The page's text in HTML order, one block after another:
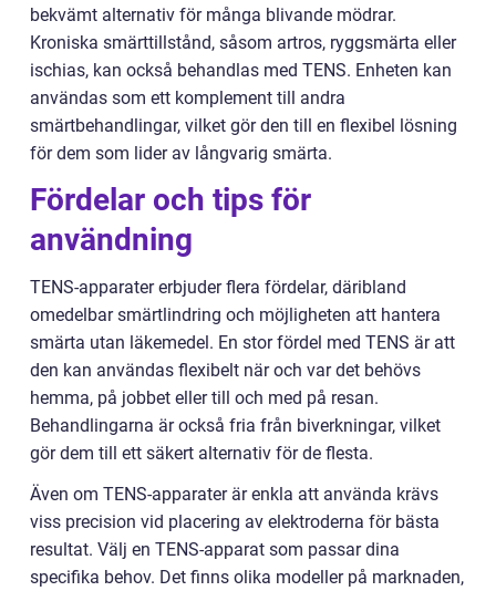
bekvämt alternativ för många blivande mödrar.
Kroniska smärttillstånd, såsom artros, ryggsmärta eller
ischias, kan också behandlas med TENS. Enheten kan
användas som ett komplement till andra
smärtbehandlingar, vilket gör den till en flexibel lösning
för dem som lider av långvarig smärta.
Fördelar och tips för
användning
TENS-apparater erbjuder flera fördelar, däribland
omedelbar smärtlindring och möjligheten att hantera
smärta utan läkemedel. En stor fördel med TENS är att
den kan användas flexibelt när och var det behövs
hemma, på jobbet eller till och med på resan.
Behandlingarna är också fria från biverkningar, vilket
gör dem till ett säkert alternativ för de flesta.
Även om TENS-apparater är enkla att använda krävs
viss precision vid placering av elektroderna för bästa
resultat. Välj en TENS-apparat som passar dina
specifika behov. Det finns olika modeller på marknaden,